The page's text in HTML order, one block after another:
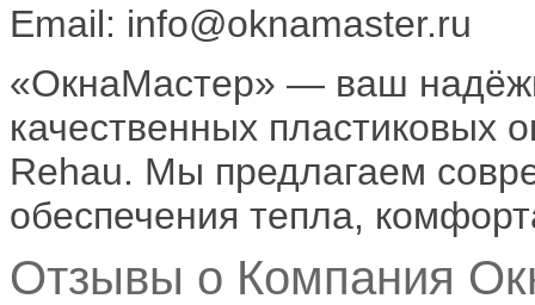
Email: info@oknamaster.ru
«ОкнаМастер» — ваш
качественных пластиковых
Rehau. Мы предлагаем
обеспечения тепла,
Отзывы о Компания